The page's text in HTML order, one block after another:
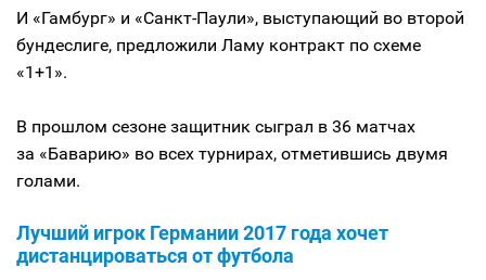
И «Гамбург» и «Санкт-Паули», выступающий во второй
бундеслиге, предложили Ламу контракт по схеме
«1+1».
В прошлом сезоне защитник сыграл в 36 матчах
за «Баварию» во всех турнирах, отметившись двумя
голами.
Лучший игрок Германии 2017 года хочет
дистанцироваться от футбола